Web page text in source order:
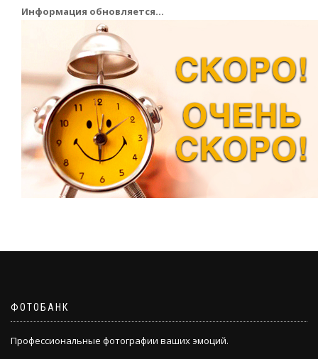
Информация обновляется...
ФОТОБАНК
Профессиональные фотографии ваших эмоций.